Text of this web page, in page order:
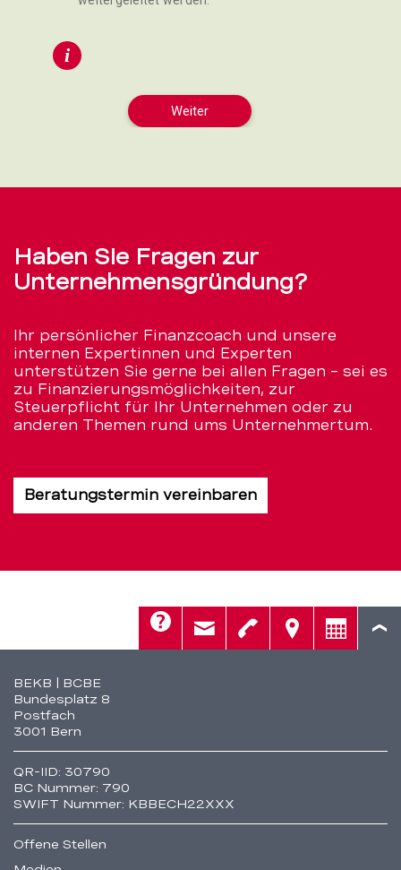
Haben Sie Fragen zur
Unternehmensgründung?
Ihr persönlicher Finanzcoach und unsere
internen Expertinnen und Experten
unterstützen Sie gerne bei allen Fragen – sei es
zu Finanzierungsmöglichkeiten, zur
Steuerpflicht für Ihr Unternehmen oder zu
anderen Themen rund ums Unternehmertum.
Beratungstermin vereinbaren
Fusszeile
BEKB | BCBE
Bundesplatz 8
Postfach
3001 Bern
QR-IID: 30790
BC Nummer: 790
SWIFT Nummer: KBBECH22XXX
Offene Stellen